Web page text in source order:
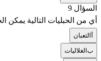
السؤال 9
أي من الحبليات التالية يمكن
الثعبان
بالغلاليات